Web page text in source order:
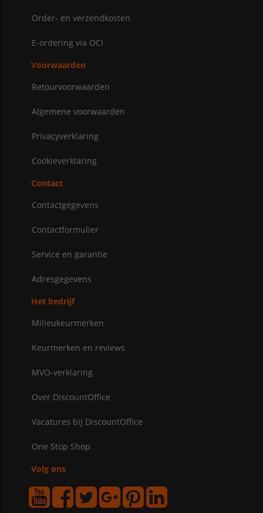
Order- en verzendkosten
E-ordering via OCI
Voorwaarden
Retourvoorwaarden
Algemene voorwaarden
Privacyverklaring
Cookieverklaring
Contact
Contactgegevens
Contactformulier
Service en garantie
Adresgegevens
Het bedrijf
Milieukeurmerken
Keurmerken en reviews
MVO-verklaring
Over DiscountOffice
Vacatures bij DiscountOffice
One Stop Shop
Volg ons